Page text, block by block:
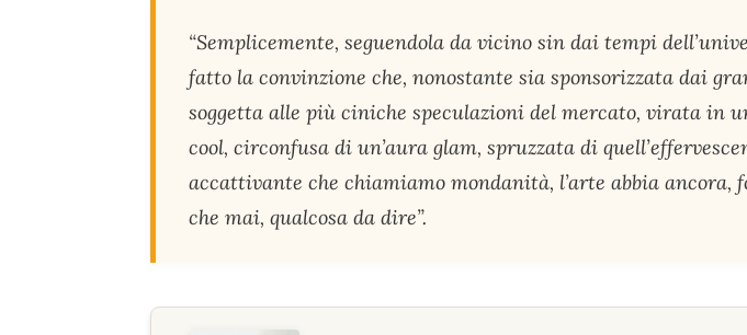
“Semplicemente, seguendola da vicino sin dai tempi
fatto la convinzione che, nonostante sia sponsorizzata dai
soggetta alle più ciniche speculazioni del mercato, virata in
cool, circonfusa di un’aura glam, spruzzata di
accattivante che chiamiamo mondanità, l’arte abbia ancora,
che mai, qualcosa da dire”.